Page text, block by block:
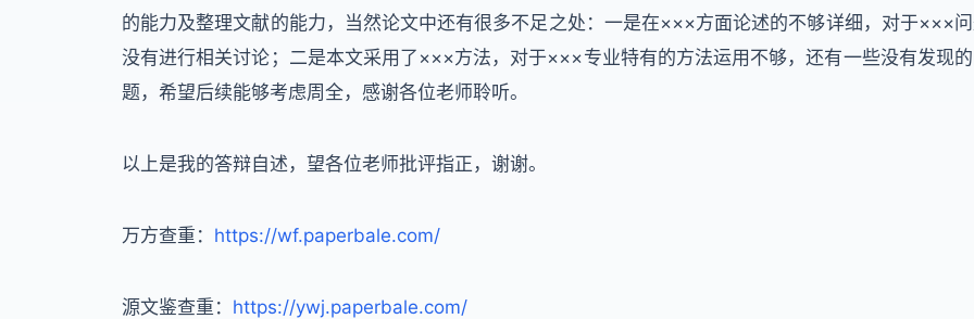
的能力及整理文献的能力，当然论文中还有很多不足之处：一是在×××方面论述的不够详细，对于×××
没有进行相关讨论；二是本文采用了×××方法，对于×××专业特有的方法运用不够，还有一些没有发现的
题，希望后续能够考虑周全，感谢各位老师聆听。
以上是我的答辩自述，望各位老师批评指正，谢谢。
万方查重： https://wf.paperbale.com/
源文鉴查重： https://ywj.paperbale.com/